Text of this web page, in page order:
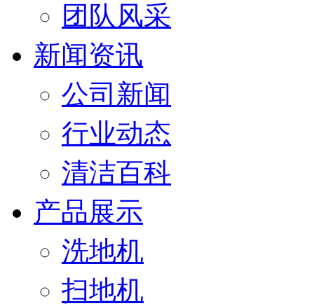
团队风采
新闻资讯
公司新闻
行业动态
清洁百科
产品展示
洗地机
扫地机